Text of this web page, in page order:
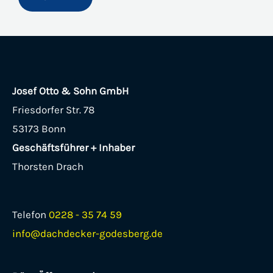
Josef Otto & Sohn GmbH
Friesdorfer Str. 78
53173 Bonn
Geschäftsführer + Inhaber
Thorsten Drach
Telefon 0228 - 35 74 59
info@dachdecker-godesberg.de